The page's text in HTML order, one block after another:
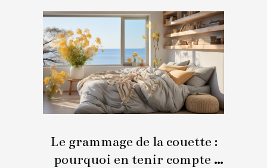
Le grammage de la couette :
pourquoi en tenir compte